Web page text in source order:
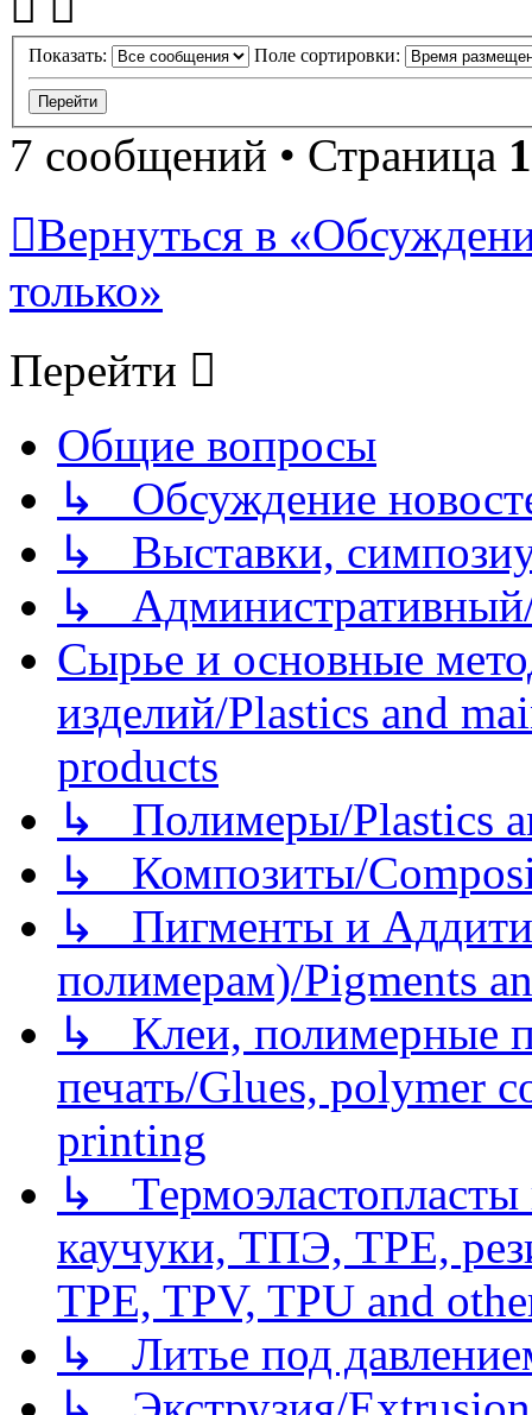
Показать: Поле сортировки:
7 сообщений • Страница 1
Вернуться в
только»
Перейти
Общие вопросы
↳ Обсуждение
↳ Выставки,
↳
Сырье и основные
изделий/Plastics and
products
↳ Полимеры/Plastics
↳ Композиты/
↳ Пигменты и
полимерам)/Pigments
↳ Клеи, полимерные
печать/Glues, polymer
printing
↳
каучуки, ТПЭ, TPE,
TPE, TPV, TPU and
↳ Литье под